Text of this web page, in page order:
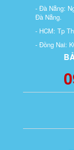
- Đà Nẵng:
Đà Nẵng.
- HCM: Tp
- Đồng Nai: